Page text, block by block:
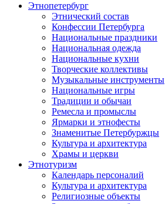
Этнопетербург
Этнический состав
Конфессии Петербурга
Национальные праздники
Национальная одежда
Национальные кухни
Творческие коллективы
Музыкальные инструменты
Национальные игры
Традиции и обычаи
Ремесла и промыслы
Ярмарки и этнофесты
Знаменитые Петербуржцы
Культура и архитектура
Храмы и церкви
Этнотуризм
Календарь персоналий
Культура и архитектура
Религиозные объекты